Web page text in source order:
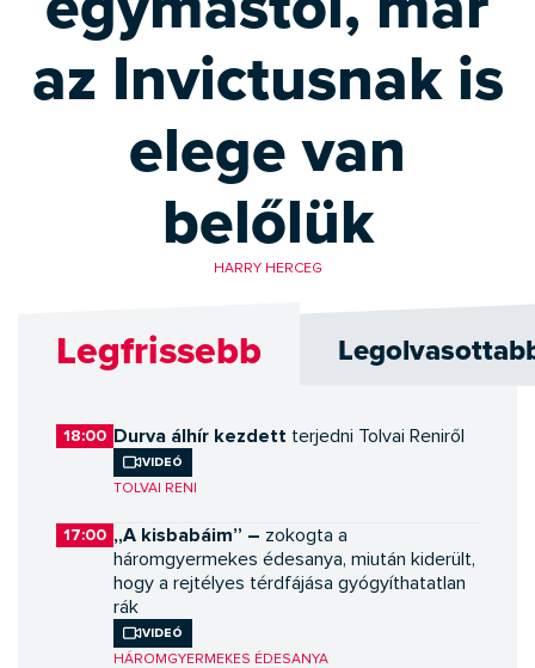
az Invictusnak is
elege van
belőlük
HARRY HERCEG
Legfrissebb
18:00 Durva álhír kezdett terjedni Tolvai Reniről
Videó
TOLVAI RENI
17:00 „A kisbabáim” – zokogta a
háromgyermekes édesanya, miután kiderült,
hogy a rejtélyes térdfájása gyógyíthatatlan
rák
Videó
HÁROMGYERMEKES ÉDESANYA